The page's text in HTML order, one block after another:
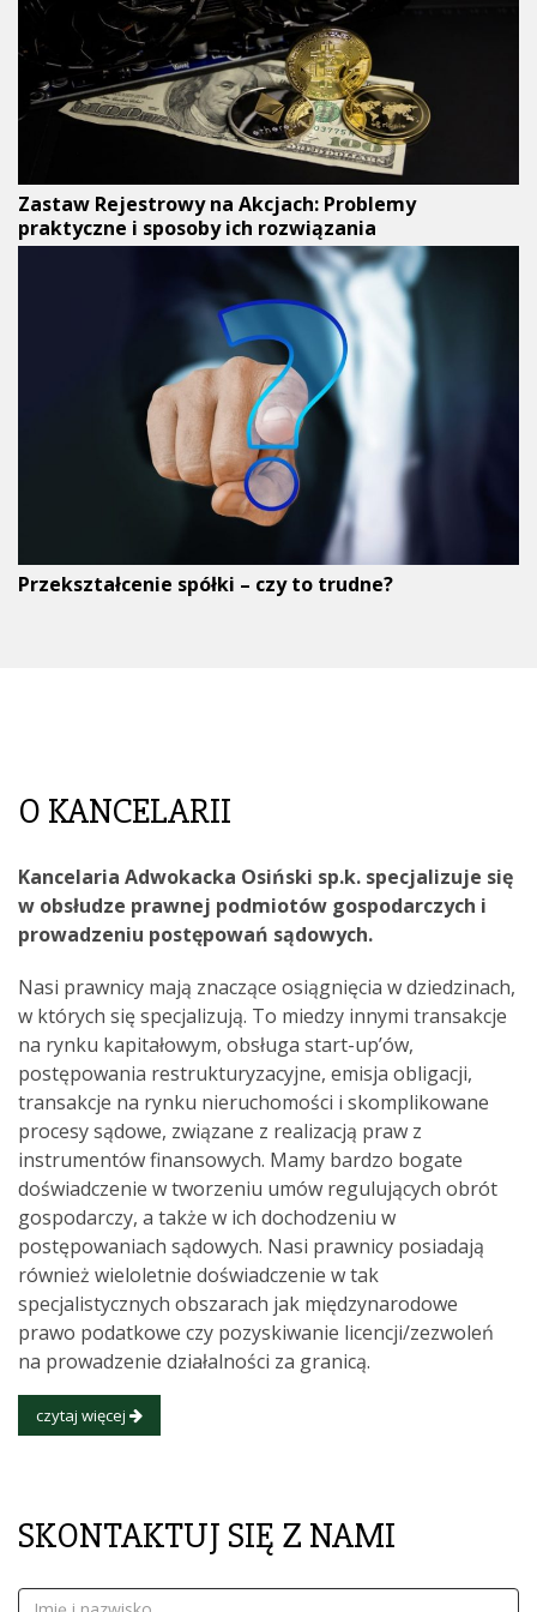
Zastaw Rejestrowy na Akcjach: Problemy
praktyczne i sposoby ich rozwiązania
Przekształcenie spółki – czy to trudne?
O KANCELARII
Kancelaria Adwokacka Osiński sp.k. specjalizuje się
w obsłudze prawnej podmiotów gospodarczych i
prowadzeniu postępowań sądowych.
Nasi prawnicy mają znaczące osiągnięcia w dziedzinach,
w których się specjalizują. To miedzy innymi transakcje
na rynku kapitałowym, obsługa start-up’ów,
postępowania restrukturyzacyjne, emisja obligacji,
transakcje na rynku nieruchomości i skomplikowane
procesy sądowe, związane z realizacją praw z
instrumentów finansowych. Mamy bardzo bogate
doświadczenie w tworzeniu umów regulujących obrót
gospodarczy, a także w ich dochodzeniu w
postępowaniach sądowych. Nasi prawnicy posiadają
również wieloletnie doświadczenie w tak
specjalistycznych obszarach jak międzynarodowe
prawo podatkowe czy pozyskiwanie licencji/zezwoleń
na prowadzenie działalności za granicą.
czytaj więcej
SKONTAKTUJ SIĘ Z NAMI
Imię